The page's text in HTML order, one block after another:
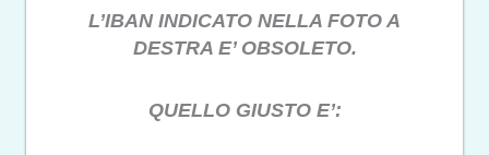
L’IBAN INDICATO NELLA FOTO A
DESTRA E’ OBSOLETO.
QUELLO GIUSTO E’: